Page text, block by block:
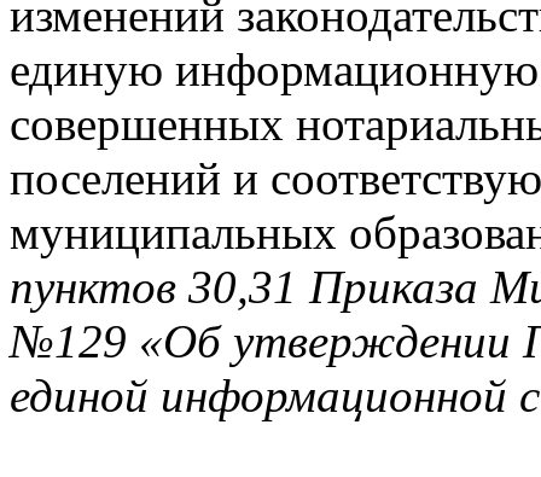
изменений
единую информационную
совершенных
поселений и
муниципальных
пунктов 30,31 Приказа
№129 «Об утверждении
единой